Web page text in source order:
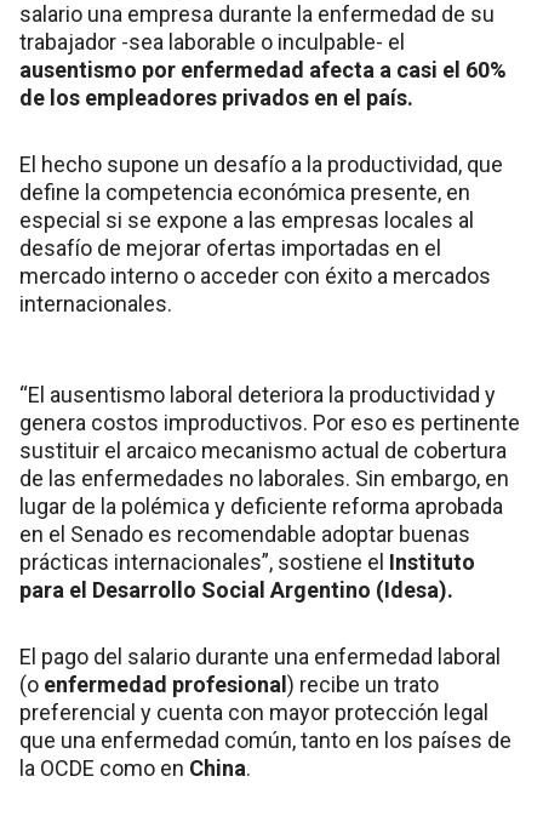
salario una empresa durante la enfermedad de su
trabajador -sea laborable o inculpable- el
ausentismo por enfermedad afecta a casi el 60%
de los empleadores privados en el país.
El hecho supone un desafío a la productividad, que
define la competencia económica presente, en
especial si se expone a las empresas locales al
desafío de mejorar ofertas importadas en el
mercado interno o acceder con éxito a mercados
internacionales.
“El ausentismo laboral deteriora la productividad y
genera costos improductivos. Por eso es pertinente
sustituir el arcaico mecanismo actual de cobertura
de las enfermedades no laborales. Sin embargo, en
lugar de la polémica y deficiente reforma aprobada
en el Senado es recomendable adoptar buenas
prácticas internacionales”, sostiene el Instituto
para el Desarrollo Social Argentino (Idesa).
El pago del salario durante una enfermedad laboral
(o enfermedad profesional ) recibe un trato
preferencial y cuenta con mayor protección legal
que una enfermedad común, tanto en los países de
la OCDE como en China.